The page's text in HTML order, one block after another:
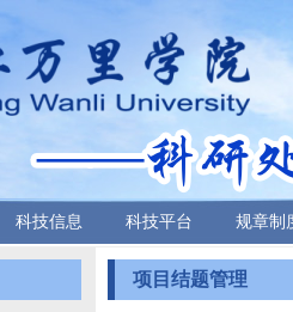
科技信息 科技平台 规章制
项目结题管理